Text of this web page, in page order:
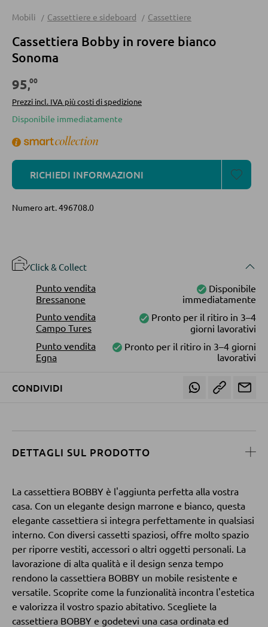
Divani
Divani letto
Accessori per divano
CASSETTIERE E SIDEBOARD
Sideboard
Lowboards
Mensole in legno
Vetrinette
Soggiorni componibili
MOBILI TV
TAVOLI DA SOGGIORNO
Tavolini da caffé
Tavolini da divano
POLTRONE
Mobili Cassettiere e sideboard Cassettiere
Cassettiera Bobby in rovere bianco
Sonoma
95,00
Prezzi incl. IVA più costi di spedizione
Disponibile immediatamente
RICHIEDI INFORMAZIONI
Numero art.496708.0
Click & Collect
Punto vendita
Bressanone
Disponibile
immediatamente
Punto vendita
Campo Tures
Pronto per il ritiro in 3–4
giorni lavorativi
Punto vendita
Egna
Pronto per il ritiro in 3–4 giorni
lavorativi
CONDIVIDI
DETTAGLI SUL PRODOTTO
La cassettiera BOBBY è l'aggiunta perfetta alla vostra
casa. Con un elegante design marrone e bianco, questa
elegante cassettiera si integra perfettamente in qualsiasi
interno. Con diversi cassetti spaziosi, offre molto spazio
per riporre vestiti, accessori o altri oggetti personali. La
lavorazione di alta qualità e il design senza tempo
rendono la cassettiera BOBBY un mobile resistente e
versatile. Scoprite come la funzionalità incontra l'estetica
e valorizza il vostro spazio abitativo. Scegliete la
cassettiera BOBBY e godetevi una casa ordinata ed